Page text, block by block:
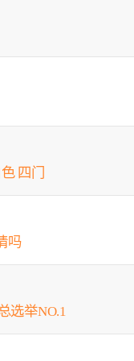
四门
吗
选举NO.1